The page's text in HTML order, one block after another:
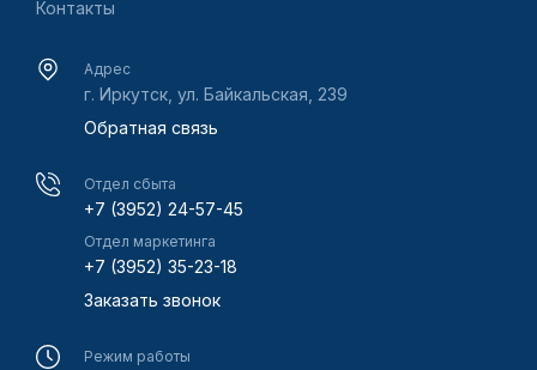
Контакты
Адрес
г. Иркутск, ул. Байкальская, 239
Обратная связь
Отдел сбыта
+7 (3952) 24-57-45
Отдел маркетинга
+7 (3952) 35-23-18
Заказать звонок
Режим работы